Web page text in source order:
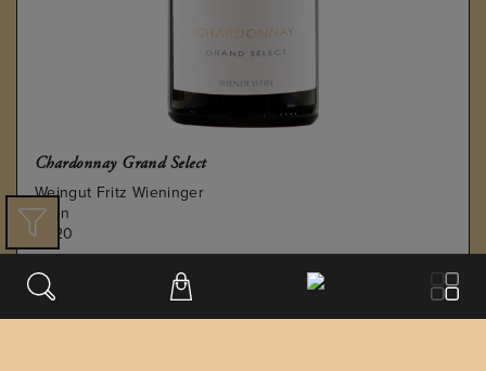
Chardonnay Grand Select
Weingut Fritz Wieninger
Wien
2020
€49.22 / 0,75 L FL.
inkl. USt. 0.0% exkl. Lieferung